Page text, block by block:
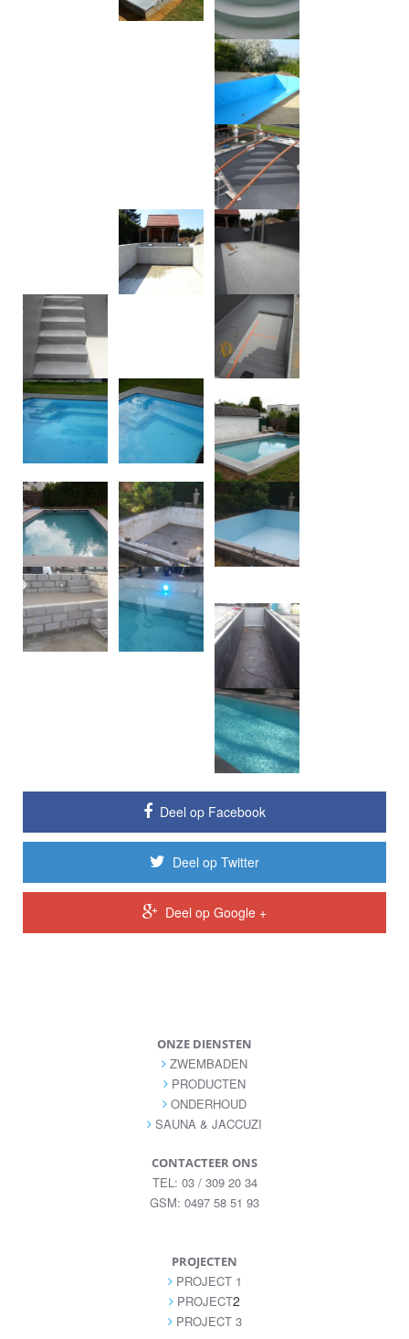
Deel op Facebook
Deel op Twitter
Deel op Google +
ONZE DIENSTEN
ZWEMBADEN
PRODUCTEN
ONDERHOUD
SAUNA & JACCUZI
CONTACTEER ONS
TEL: 03 / 309 20 34
GSM: 0497 58 51 93
PROJECTEN
PROJECT 1
PROJECT2
PROJECT 3